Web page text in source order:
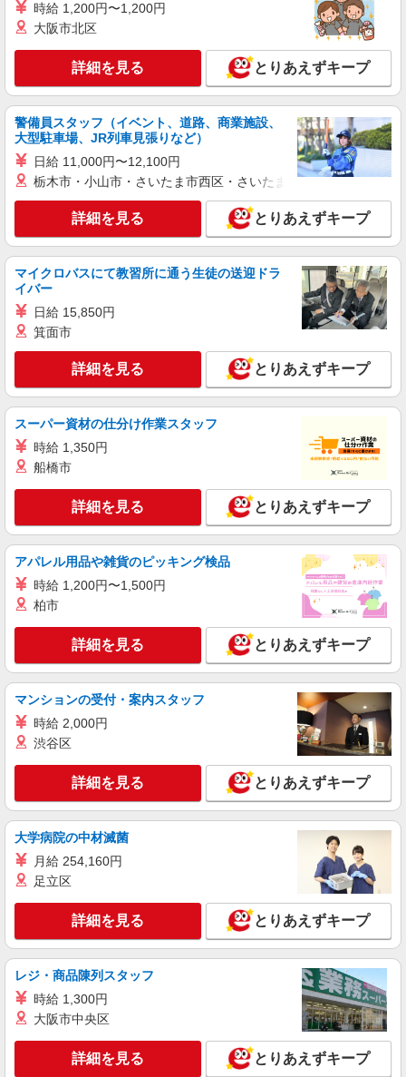
派遣社員
株式会社kotrio /●OS-H1-2092112
滝井駅★病院でお掃除/食事の配膳など♪★激募
★
時給1550円〜2187円 ＜日払い有/週払い有/交
通費全支給(ガソリン代含む)＞
守口市 ★来社不要
キープ 詳細を見る
≪大日駅≫16時帰宅もOK♪病院で補助だけの
まったり作業
時給1550円〜2187円 ＜日払い有/週払い有/交
キープ 詳細を見る
株式会社kotrio /●KT-H-2092816
［優良］守口市駅⇒病院で看護師補助や備品管
時給1600円〜2250円 ＜日払い有/週払い有/交
通費全支給(ガソリン代含む)＞
守口市内
キープ 詳細を見る
派遣社員
株式会社kotrio /●KT-H-2092804
［優良］滝井駅⇒病院で看護師補助や備品管理
など＃日払い
時給1600円〜2250円 ＜日払い有/週払い有/交
通費全支給(ガソリン代含む)＞
キープ 詳細を見る
派遣社員
株式会社kotrio /●KT-H-2092791
【守口市】自分のペースでのんびりお仕事＊病
院でカンタン補助等
時給1600円〜2250円 ＜日払い有/週払い有/交
通費全支給(ガソリン代含む)＞
守口市内
キープ 詳細を見る
派遣社員
［優良］西三荘駅⇒病院で看護師補助や備品管
理など＃日払い
時給 1,200円〜1,200円
大阪市北区
詳細を見る とりあえずキープ
警備員スタッフ（イベント、道路、商業施設、
大型駐車場、JR列車見張りなど）
日給 11,000円〜12,100円
栃木市・小山市・さいたま市西区・さいたま市岩槻区・久喜市・
詳細を見る とりあえずキープ
マイクロバスにて教習所に通う生徒の送迎ドラ
イバー
日給 15,850円
箕面市
詳細を見る とりあえずキープ
スーパー資材の仕分け作業スタッフ
時給 1,350円
船橋市
詳細を見る とりあえずキープ
アパレル用品や雑貨のピッキング検品
時給 1,200円〜1,500円
柏市
詳細を見る とりあえずキープ
マンションの受付・案内スタッフ
時給 2,000円
渋谷区
詳細を見る とりあえずキープ
大学病院の中材滅菌
月給 254,160円
足立区
詳細を見る とりあえずキープ
レジ・商品陳列スタッフ
時給 1,300円
大阪市中央区
詳細を見る とりあえずキープ